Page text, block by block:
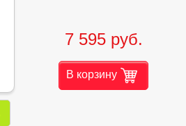
7 595 руб.
В корзину